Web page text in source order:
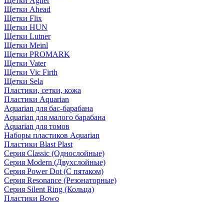
Щетки Ahead
Щетки Flix
Щетки HUN
Щетки Lutner
Щетки Meinl
Щетки PROMARK
Щетки Vater
Щетки Vic Firth
Щетки Sela
Пластики, сетки, кожа
Пластики Aquarian
Aquarian для бас-барабана
Aquarian для малого барабана
Aquarian для томов
Наборы пластиков Aquarian
Пластики Blast Plast
Серия Classic (Однослойные)
Серия Modern (Двухслойные)
Серия Power Dot (С пятаком)
Серия Resonance (Резонаторные)
Серия Silent Ring (Кольца)
Пластики Bowo